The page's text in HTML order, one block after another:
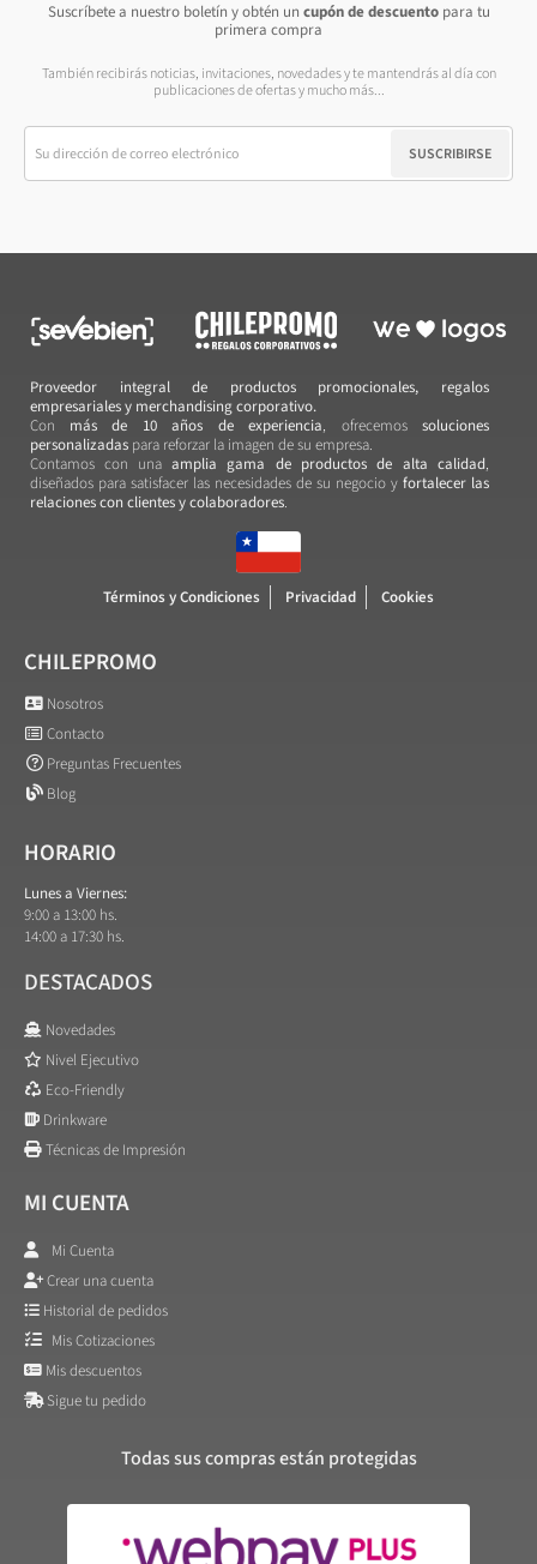
Suscríbete a nuestro boletín y obtén un cupón de descuentopara tu
primera compra
También recibirás noticias, invitaciones, novedades y te mantendrás al día con
publicaciones de ofertas y mucho más...
SUSCRIBIRSE
Proveedor integral de productos promocionales, regalos
empresariales y merchandising corporativo.
Con más de 10 años de experiencia, ofrecemos soluciones
personalizadas para reforzar la imagen de su empresa.
Contamos con una amplia gama de productos de alta calidad,
diseñados para satisfacer las necesidades de su negocio y fortalecer las
relaciones con clientes y colaboradores.
Términos y Condiciones Privacidad Cookies
CHILEPROMO
Nosotros
Contacto
Preguntas Frecuentes
Blog
HORARIO
Lunes a Viernes:
9:00 a 13:00 hs.
14:00 a 17:30 hs.
DESTACADOS
Novedades
Nivel Ejecutivo
Eco-Friendly
Drinkware
Técnicas de Impresión
MI CUENTA
Mi Cuenta
Crear una cuenta
Historial de pedidos
Mis Cotizaciones
Mis descuentos
Sigue tu pedido
Todas sus compras están protegidas